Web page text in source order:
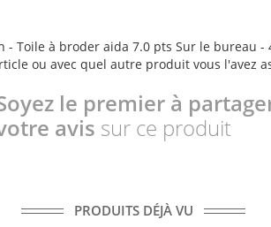
Toile à broder aida 7.0 pts Sur le bureau
ou avec quel autre produit vous l'avez
le premier à
avis sur ce produit
PRODUITS DÉJÀ VU